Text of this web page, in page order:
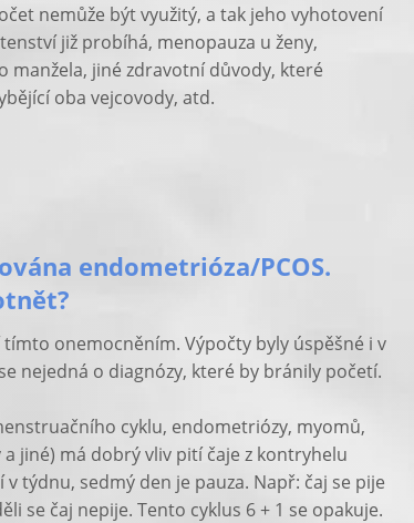
nemůže být využitý, a tak jeho vyhotovení
již probíhá, menopauza u ženy,
manžela, jiné zdravotní důvody, které
oba vejcovody, atd.
endometrióza/PCOS.
onemocněním. Výpočty byly úspěšné i v
nejedná o diagnózy, které by bránily početí.
cyklu, endometriózy, myomů,
a jiné) má dobrý vliv pití čaje z kontryhelu
v týdnu, sedmý den je pauza. Např: čaj se pije
se čaj nepije. Tento cyklus 6 + 1 se opakuje.